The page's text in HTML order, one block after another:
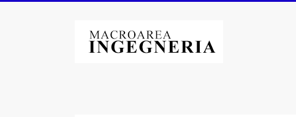
Macroarea
di